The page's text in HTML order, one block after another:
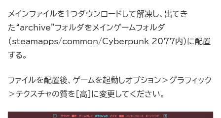
メインファイルを1つダウンロードして解凍し、出てき
た“archive”フォルダをメインゲームフォルダ
（steamapps/common/Cyberpunk 2077内）に配置
する。
ファイルを配置後、ゲームを起動しオプション＞グラフィック
＞テクスチャの質を［高］に変更してください。